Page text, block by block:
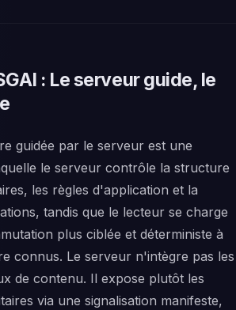
: Le serveur guide, le
guidée par le serveur est une
le serveur contrôle la structure
les règles d'application et la
tandis que le lecteur se charge
plus ciblée et déterministe à
connus. Le serveur n'intègre pas les
de contenu. Il expose plutôt les
via une signalisation manifeste,